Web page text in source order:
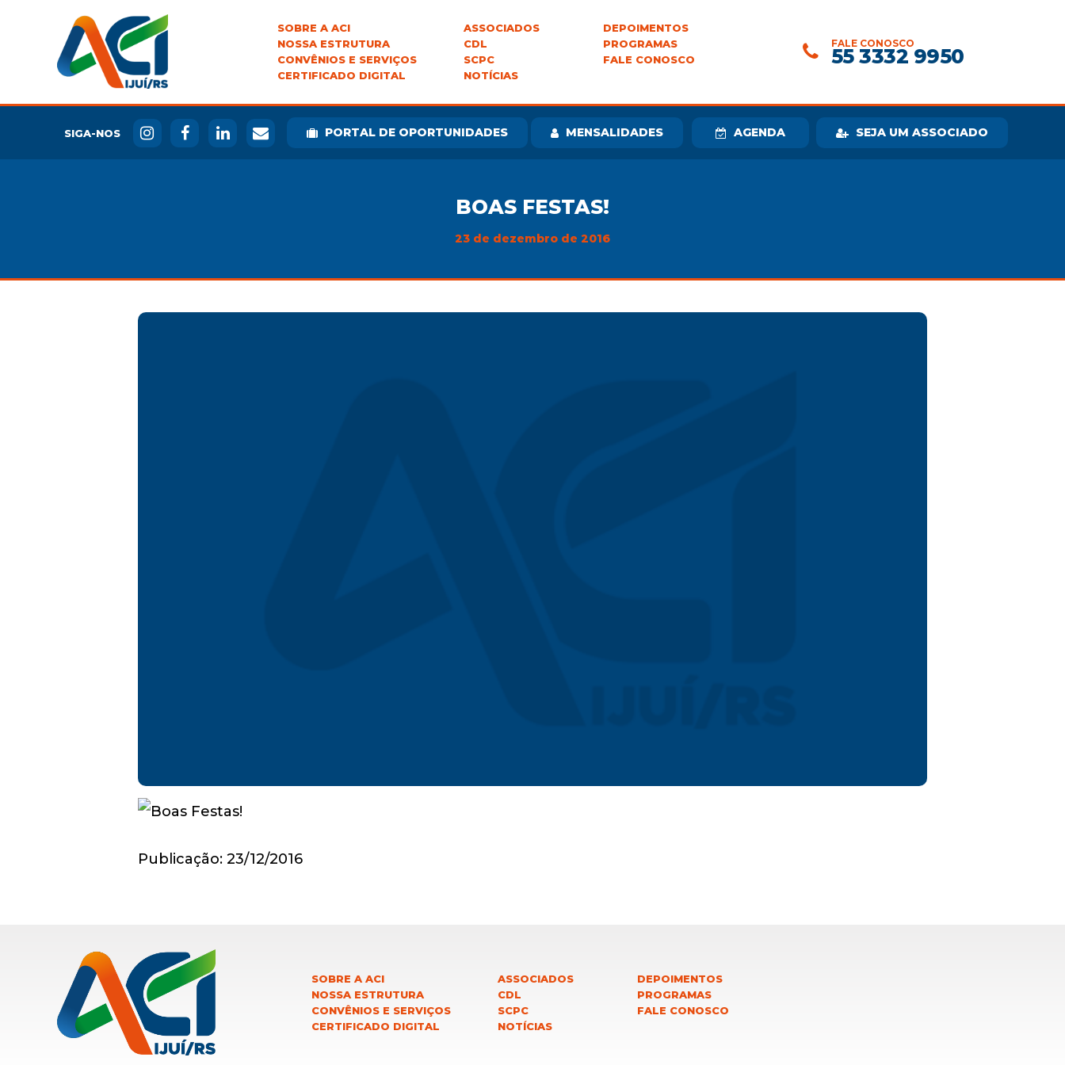
SOBRE A ACI
NOSSA ESTRUTURA
CONVÊNIOS E SERVIÇOS
CERTIFICADO DIGITAL
ASSOCIADOS
CDL
SCPC
NOTÍCIAS
DEPOIMENTOS
PROGRAMAS
FALE CONOSCO
FALE CONOSCO
55 3332 9950
SIGA-NOS PORTAL DE OPORTUNIDADES MENSALIDADES AGENDA SEJA UM ASSOCIADO
BOAS FESTAS!
23 de dezembro de 2016
Publicação: 23/12/2016
SOBRE A ACI
NOSSA ESTRUTURA
CONVÊNIOS E SERVIÇOS
CERTIFICADO DIGITAL
ASSOCIADOS
CDL
SCPC
NOTÍCIAS
DEPOIMENTOS
PROGRAMAS
FALE CONOSCO